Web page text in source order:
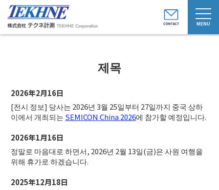
t
o
g
g
o
n
제목
2026年2月16日
[전시 정보] 당사는 2026년 3월 25일부터 27일까지 중국 상하
이에서 개최되는 SEMICON China 2026에 참가할 예정입니다.
2026年1月16日
정말로 마음대로 하면서, 2026년 2월 13일(금)은 사원 여행을
위해 휴가로 하겠습니다.
2025年12月18日